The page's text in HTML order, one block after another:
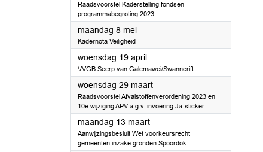
Raadsvoorstel Kaderstelling fondsen
programmabegroting 2023
maandag 8 mei2023
Kadernota Veiligheid
woensdag 19 april2023
VVGB Seerp van Galemawei/Swannerift
woensdag 29 maart2023
Raadsvoorstel Afvalstoffenverordening 2023 en
10e wijziging APV a.g.v. invoering Ja-sticker
maandag 13 maart2023
Aanwijzingsbesluit Wet voorkeursrecht
gemeenten inzake gronden Spoordok